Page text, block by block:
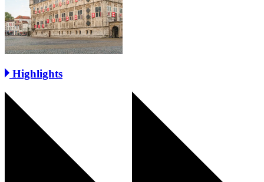
Highlights